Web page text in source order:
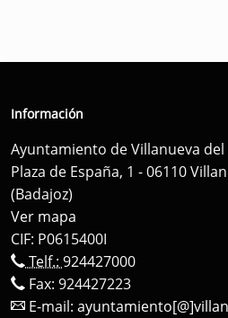
Información
Ayuntamiento de Villanueva del
Plaza de España, 1 - 06110
(Badajoz)
Ver mapa
CIF: P0615400I
Telf.: 924427000
Fax: 924427223
E-mail: